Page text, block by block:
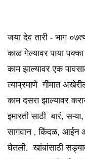
जया देव तारी - भाग
काळ गेल्यावर पाया
काम झाल्यावर एक
त्याप्रमाणे गीमात
काम दसरा झाल्यावर
इमारती साठी बारं,
सागवान , किंदळ, आईन
घेतली. खांबांसाठी